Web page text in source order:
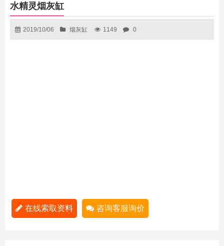
水精灵烟灰缸
2019/10/06 烟灰缸 1149 0
在线索取资料 咨询客服询价